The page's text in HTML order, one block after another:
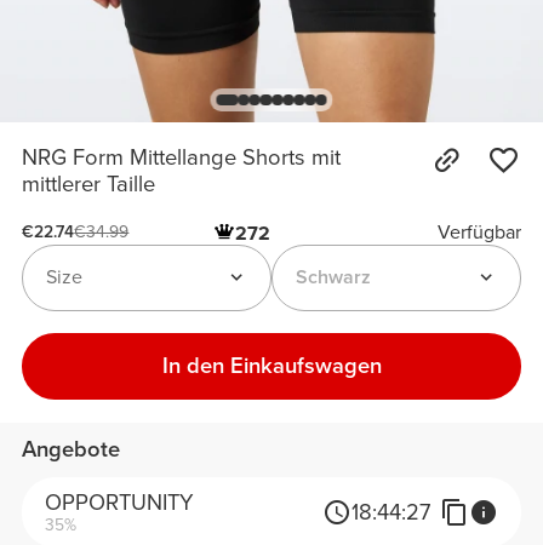
NRG Form Mittellange Shorts mit
mittlerer Taille
€22.74€34.99 272
Verfügbar
Schwarz
Size
In den Einkaufswagen
Angebote
OPPORTUNITY
35% 18:44:27